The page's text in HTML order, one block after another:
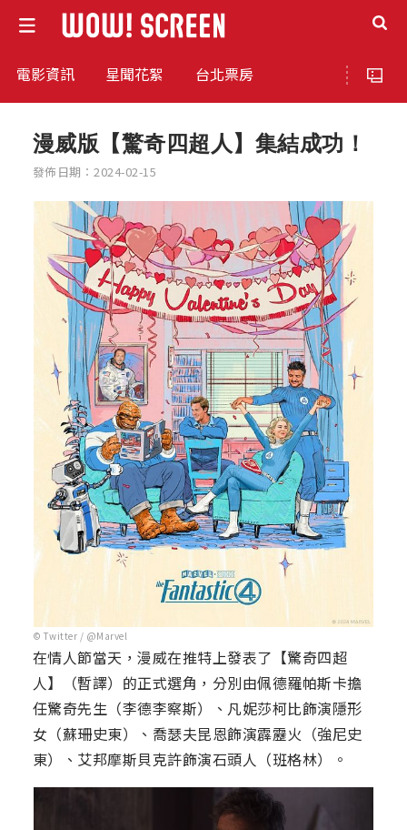
電影資訊 星聞花絮 台北票房
漫威版【驚奇四超人】集結成功！
發佈日期：2024-02-15
© Twitter / @Marvel
在情人節當天，漫威在推特上發表了【驚奇四超
人】（暫譯）的正式選角，分別由佩德羅帕斯卡擔
任驚奇先生（李德李察斯）、凡妮莎柯比飾演隱形
女（蘇珊史東）、喬瑟夫昆恩飾演霹靂火（強尼史
東）、艾邦摩斯貝克許飾演石頭人（班格林）。